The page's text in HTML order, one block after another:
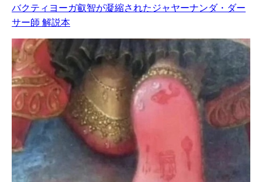
バクティヨーガ叡智が凝縮されたジャヤーナンダ・ダー
サー師 解説本